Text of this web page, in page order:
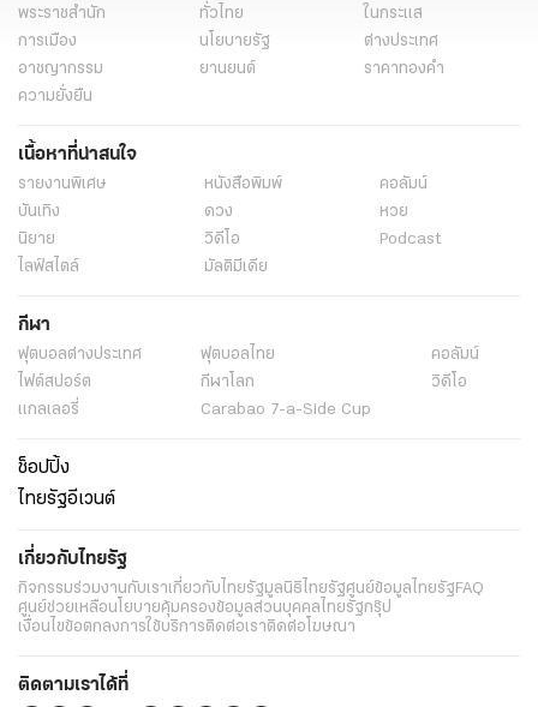
พระราชสำนัก ทั่วไทย
ในกระแส
การเมือง
นโยบายรัฐ
ต่างประเทศ
อาชญากรรม
ยานยนต์
ราคาทองคำ
ความยั่งยืน
เนื้อหาที่น่าสนใจ
รายงานพิเศษ หนังสือพิมพ์
คอลัมน์
บันเทิง
ดวง
หวย
นิยาย
วิดีโอ
Podcast
ไลฟ์สไตล์
มัลติมีเดีย
กีฬา
ฟุตบอลต่่างประเทศ ฟุตบอลไทย
คอลัมน์
ไฟต์สปอร์ต
กีฬาโลก
วิดีโอ
แกลเลอรี่
Carabao 7-a-Side Cup
ช็อปปิ้ง
ไทยรัฐอีเวนต์
เกี่ยวกับไทยรัฐ
กิจกรรมร่วมงานกับเราเกี่ยวกับไทยรัฐมูลนิธิไทยรัฐศูนย์ข้อมูลไทยรัฐFAQ
ศูนย์ช่วยเหลือนโยบายคุ้มครองข้อมูลส่วนบุคคลไทยรัฐกรุ๊ป
เงื่อนไขข้อตกลงการใช้บริการติดต่อเราติดต่อโฆษณา
ติดตามเราได้ที่